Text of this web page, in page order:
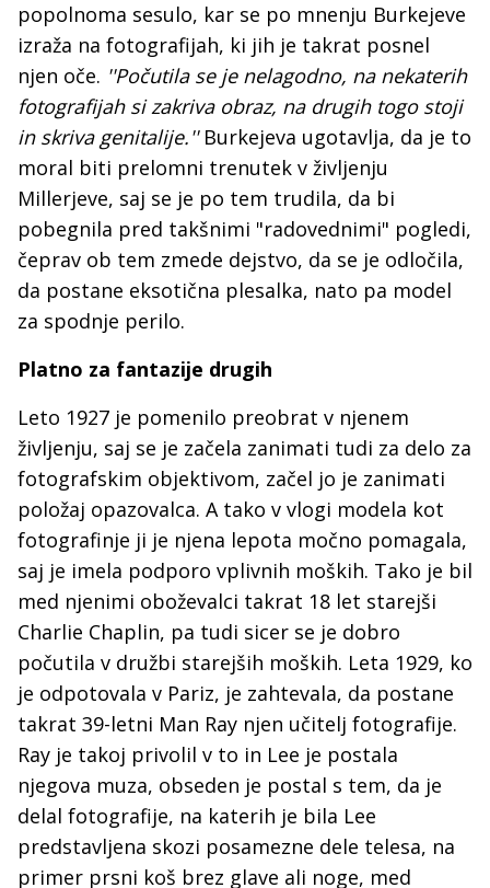
popolnoma sesulo, kar se po mnenju Burkejeve
izraža na fotografijah, ki jih je takrat posnel
njen oče. ''Počutila se je nelagodno, na nekaterih
fotografijah si zakriva obraz, na drugih togo stoji
in skriva genitalije.''Burkejeva ugotavlja, da je to
moral biti prelomni trenutek v življenju
Millerjeve, saj se je po tem trudila, da bi
pobegnila pred takšnimi "radovednimi" pogledi,
čeprav ob tem zmede dejstvo, da se je odločila,
da postane eksotična plesalka, nato pa model
za spodnje perilo.
Platno za fantazije drugih
Leto 1927 je pomenilo preobrat v njenem
življenju, saj se je začela zanimati tudi za delo za
fotografskim objektivom, začel jo je zanimati
položaj opazovalca. A tako v vlogi modela kot
fotografinje ji je njena lepota močno pomagala,
saj je imela podporo vplivnih moških. Tako je bil
med njenimi oboževalci takrat 18 let starejši
Charlie Chaplin, pa tudi sicer se je dobro
počutila v družbi starejših moških. Leta 1929, ko
je odpotovala v Pariz, je zahtevala, da postane
takrat 39-letni Man Ray njen učitelj fotografije.
Ray je takoj privolil v to in Lee je postala
njegova muza, obseden je postal s tem, da je
delal fotografije, na katerih je bila Lee
predstavljena skozi posamezne dele telesa, na
primer prsni koš brez glave ali noge, med